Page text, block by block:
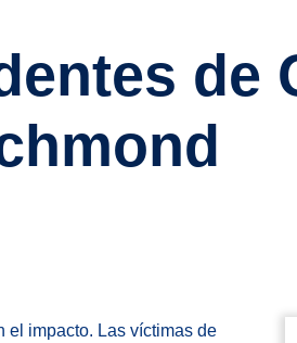
de
el impacto. Las víctimas de